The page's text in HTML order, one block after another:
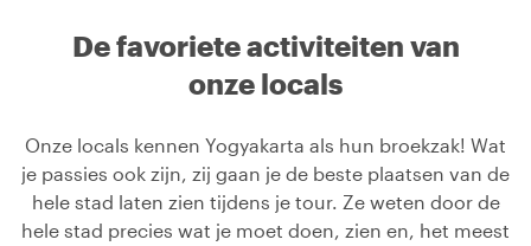
De favoriete activiteiten van
onze locals
Onze locals kennen Yogyakarta als hun broekzak! Wat
je passies ook zijn, zij gaan je de beste plaatsen van de
hele stad laten zien tijdens je tour. Ze weten door de
hele stad precies wat je moet doen, zien en, het meest